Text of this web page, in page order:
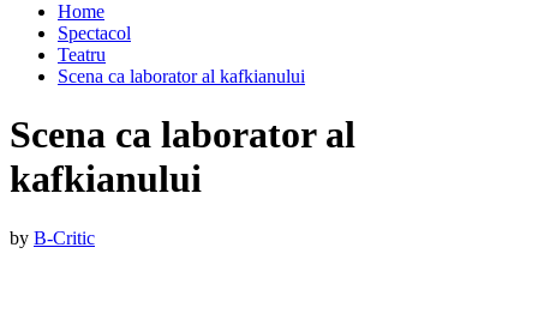
Home
Spectacol
Teatru
Scena ca laborator al kafkianului
Scena ca laborator al
kafkianului
Published
by B-Critic